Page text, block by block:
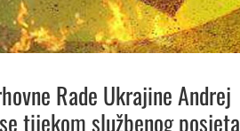
Rade Ukrajine Andrej
tijekom službenog posjeta